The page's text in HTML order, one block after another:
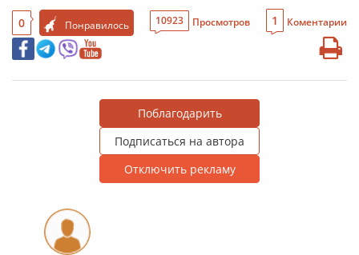
0 Понравилось 10923 Просмотров 1 Коментарии
Поблагодарить
Подписаться на автора
Отключить рекламу